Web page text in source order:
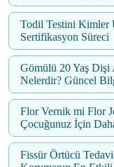
Todil Testini Kimler
Sertifikasyon Süreci
Gömülü 20 Yaş Dişi
Nelerdir? Güncel
Flor Vernik mi Flor
Çocuğunuz İçin
Fissür Örtücü